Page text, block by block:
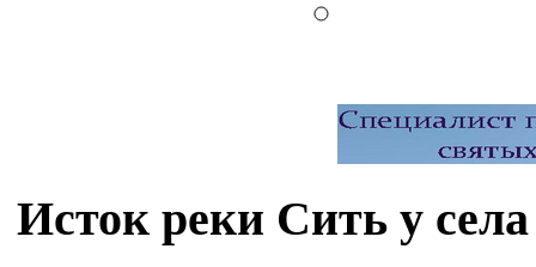
Исток реки Сить у